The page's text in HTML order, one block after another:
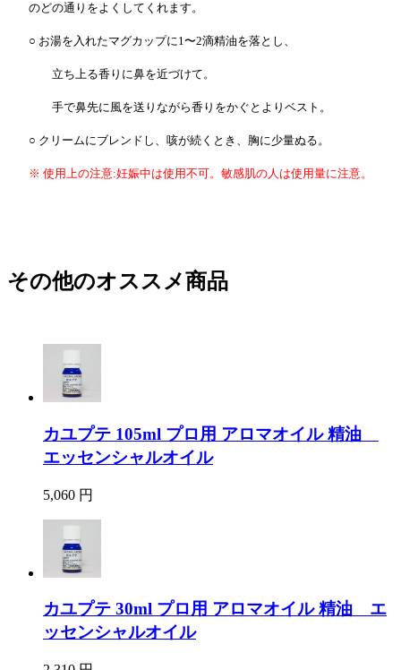
のどの通りをよくしてくれます。
○ お湯を入れたマグカップに1〜2滴精油を落とし、
立ち上る香りに鼻を近づけて。
手で鼻先に風を送りながら香りをかぐとよりベスト。
○ クリームにブレンドし、咳が続くとき、胸に少量ぬる。
※ 使用上の注意:妊娠中は使用不可。敏感肌の人は使用量に注意。
その他のオススメ商品
カユプテ 105ml プロ用 アロマオイル 精油
エッセンシャルオイル
5,060 円
カユプテ 30ml プロ用 アロマオイル 精油 エ
ッセンシャルオイル